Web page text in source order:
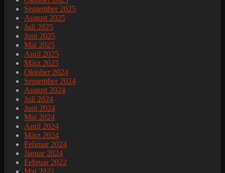
September 2025
August 2025
Juli 2025
Juni 2025
Mai 2025
April 2025
März 2025
Oktober 2024
September 2024
August 2024
Juli 2024
Juni 2024
Mai 2024
April 2024
März 2024
Februar 2024
Januar 2024
Februar 2022
Mai 2021